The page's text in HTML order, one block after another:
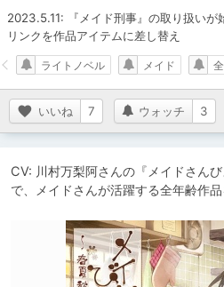
2023.5.11: 『メイド刑事』の取り扱いが
リンクを作品アイテムに差し替え
いいね 7 ウォッチ 3
ライトノベル メイド
CV: 川村万梨阿さんの『メイドさん
で、メイドさんが活躍する全年齢作品